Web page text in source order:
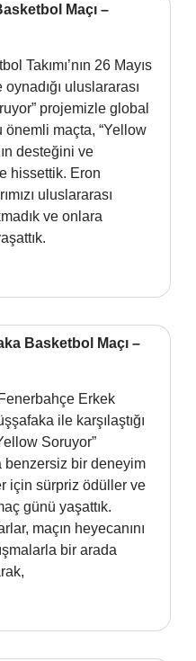
Maçı –
Takımı’nın 26 Mayıs
uluslararası
projemizle global
önemli maçta, “Yellow
desteğini ve
hissettik. Eron
uluslararası
ve onlara
Basketbol Maçı –
Erkek
ile karşılaştığı
Soruyor”
benzersiz bir deneyim
için sürpriz ödüller ve
günü yaşattık.
maçın heyecanını
bir arada